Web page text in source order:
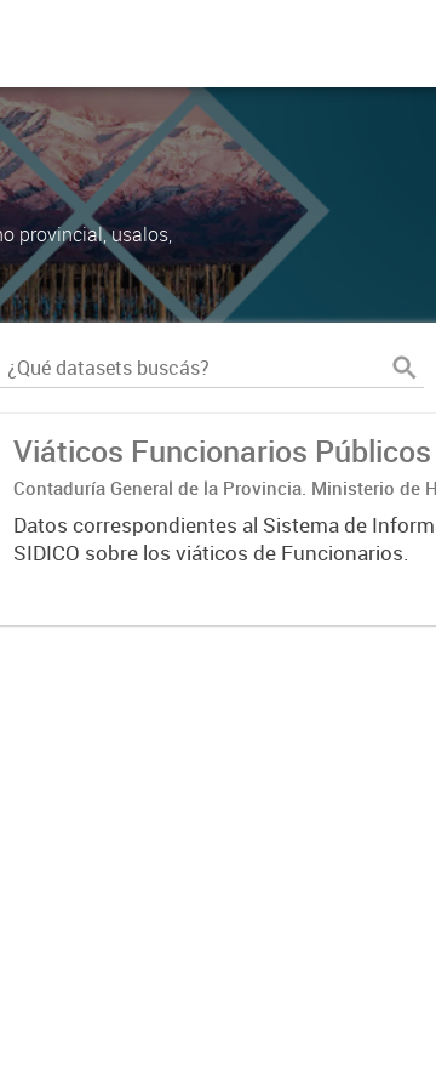
provincial, usalos,
Viáticos Funcionarios
Contaduría General de la Provincia. Ministerio de
Datos correspondientes al Sistema de
SIDICO sobre los viáticos de Funcionarios.